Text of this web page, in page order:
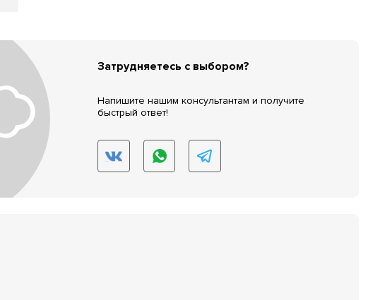
Затрудняетесь с выбором?
Напишите нашим консультантам и получите
быстрый ответ!